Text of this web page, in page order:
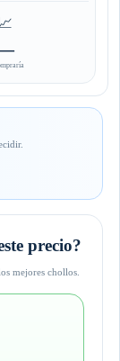
📈
precio?
mejores chollos.